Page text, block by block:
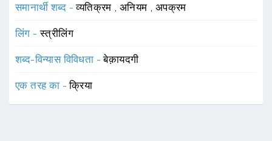
समानार्थी शब्द -व्यतिक्रम ,अनियम , अपक्रम
लिंग -स्त्रीलिंग
शब्द-विन्यास विविधता -बेक़ायदगी
एक तरह का -क्रिया